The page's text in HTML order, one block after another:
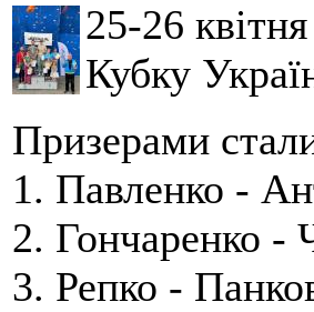
25-26
Кубку
Призерами
1. Павленко -
2. Гончаренко -
3. Репко -